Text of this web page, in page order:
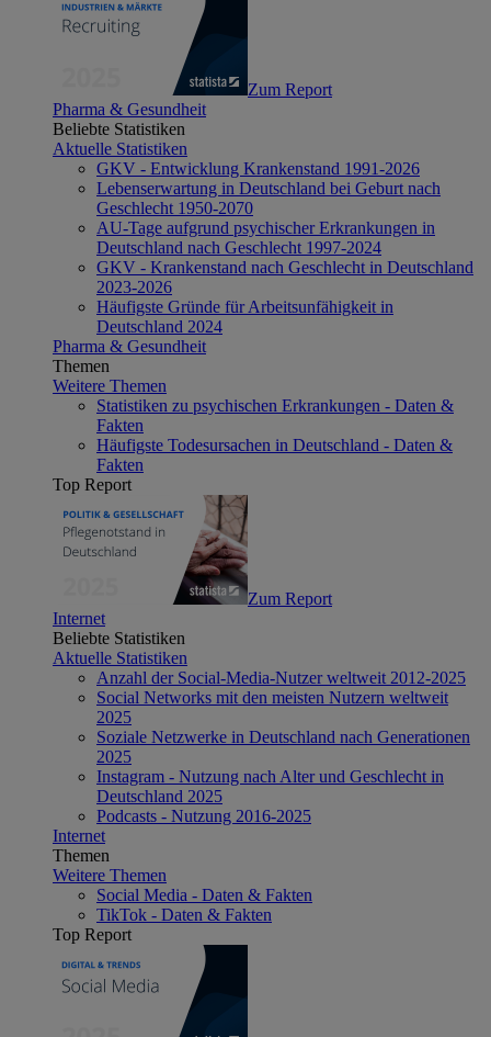
Zum Report
Pharma & Gesundheit
Beliebte Statistiken
Aktuelle Statistiken
GKV - Entwicklung Krankenstand 1991-2026
Lebenserwartung in Deutschland bei Geburt nach
Geschlecht 1950-2070
AU-Tage aufgrund psychischer Erkrankungen in
Deutschland nach Geschlecht 1997-2024
GKV - Krankenstand nach Geschlecht in Deutschland
2023-2026
Häufigste Gründe für Arbeitsunfähigkeit in
Deutschland 2024
Pharma & Gesundheit
Themen
Weitere Themen
Statistiken zu psychischen Erkrankungen - Daten &
Fakten
Häufigste Todesursachen in Deutschland - Daten &
Fakten
Top Report
Zum Report
Internet
Beliebte Statistiken
Aktuelle Statistiken
Anzahl der Social-Media-Nutzer weltweit 2012-2025
Social Networks mit den meisten Nutzern weltweit
2025
Soziale Netzwerke in Deutschland nach Generationen
2025
Instagram - Nutzung nach Alter und Geschlecht in
Deutschland 2025
Podcasts - Nutzung 2016-2025
Internet
Themen
Weitere Themen
Social Media - Daten & Fakten
TikTok - Daten & Fakten
Top Report